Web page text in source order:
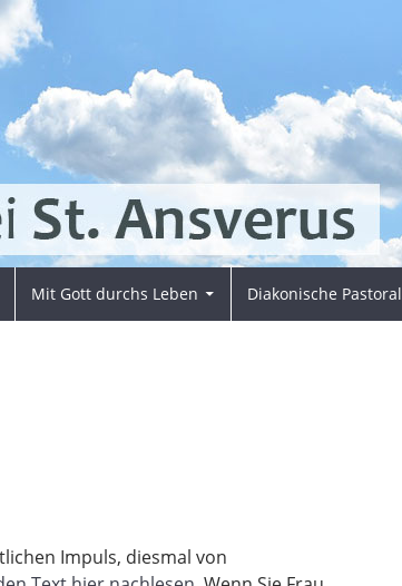
Mit Gott durchs Leben Diakonische Pastoral
Impuls, diesmal von